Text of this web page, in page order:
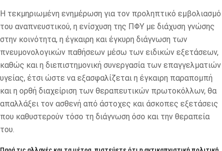
Η τεκμηριωμένη ενημέρωση για τον προληπτικό εμβολιασμό
του αναπνευστικού, η ενίσχυση της ΠΦΥ με διάχυση γνώσης
στην κοινότητα, η έγκαιρη και έγκυρη διάγνωση των
πνευμονολογικών παθήσεων μέσω των ειδικών εξετάσεων,
καθώς και η διεπιστημονική συνεργασία των επαγγελματιών
υγείας, έτσι ώστε να εξασφαλίζεται η έγκαιρη παραπομπή
και η ορθή διαχείριση των θεραπευτικών πρωτοκόλλων, θα
απαλλάξει τον ασθενή από άστοχες και άσκοπες εξετάσεις
που καθυστερούν τόσο τη διάγνωση όσο και την θεραπεία
του.